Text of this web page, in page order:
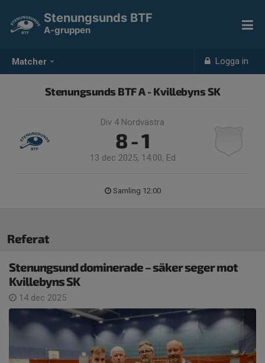
Matcher Logga in
Stenungsunds BTF
A-gruppen
Stenungsunds BTF A - Kvillebyns SK
Div 4 Nordvästra
8 - 1
13 dec 2025, 14:00, Ed
Samling 12:00
Referat
Stenungsund dominerade – säker seger mot
Kvillebyns SK
14 dec 2025